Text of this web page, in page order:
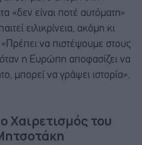
«δεν είναι ποτέ αυτόματη»
ειλικρίνεια, ακόμη κι
«Πρέπει να πιστέψουμε στους
η Ευρώπη αποφασίζει να
μπορεί να γράψει ιστορία»,
Χαιρετισμός του